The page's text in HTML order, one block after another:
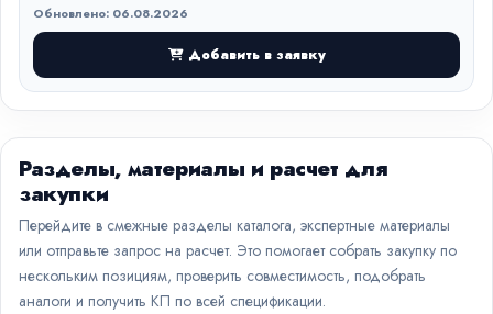
Обновлено: 06.08.2026
Добавить в заявку
Разделы, материалы и расчет для
закупки
Перейдите в смежные разделы каталога, экспертные материалы
или отправьте запрос на расчет. Это помогает собрать закупку по
нескольким позициям, проверить совместимость, подобрать
аналоги и получить КП по всей спецификации.